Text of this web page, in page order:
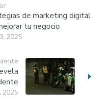
2025
de marketing digital
tu negocio
2025